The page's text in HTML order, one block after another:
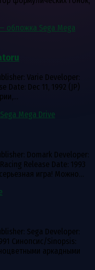
Varie Developer:
Date: Dec 11, 1992 (JP)
Domark Developer:
Release Date: 1993
игра! Можно…
Sega Developer:
Синопсис/Sinopsis:
аркадными